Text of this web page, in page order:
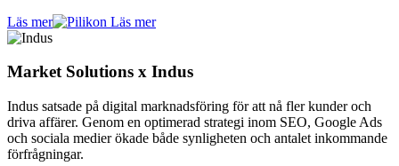
Läs mer
Market Solutions x Indus
Indus satsade på digital marknadsföring för att nå fler kunder och
driva affärer. Genom en optimerad strategi inom SEO, Google Ads
och sociala medier ökade både synligheten och antalet inkommande
förfrågningar.